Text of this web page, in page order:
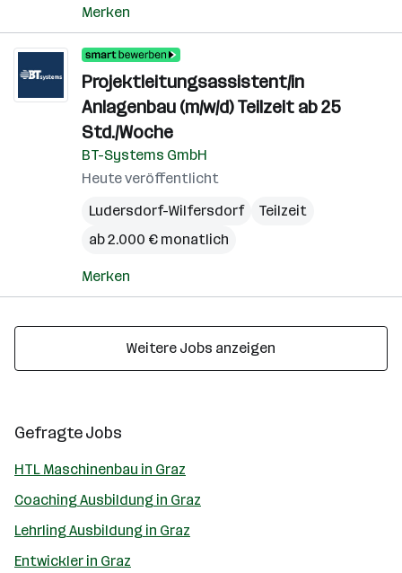
Merken
Projektleitungsassistent/in
Anlagenbau (m/w/d) Teilzeit ab 25
Std./Woche
BT-Systems GmbH
Heute veröffentlicht
Ludersdorf-Wilfersdorf
Teilzeit
ab 2.000 € monatlich
Merken
Weitere Jobs anzeigen
Gefragte Jobs
HTL Maschinenbau in Graz
Coaching Ausbildung in Graz
Lehrling Ausbildung in Graz
Entwickler in Graz